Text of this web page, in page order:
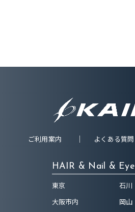
ご利用案内 よくある質問
HAIR & Nail & Eye
東京
大阪市内
石川
岡山